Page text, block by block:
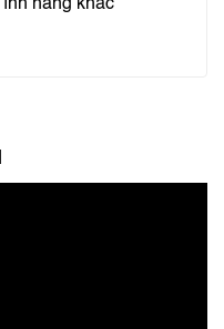
Tính năng khác